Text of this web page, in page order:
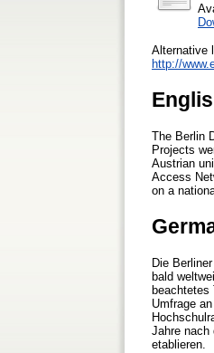
Alternative
http://
The Berlin
Projects
Austrian
Access
on a
Die
bald
Umfrage
Jahre nach
etablieren.